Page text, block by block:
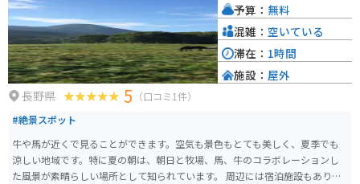
長野県 5 （口コミ1件）
#絶景スポット
牛や馬が近くで見ることができます。空気も景色もとても美しく、夏季でも
涼しい地域です。特に夏の朝は、朝日と牧場、馬、牛のコラボレーションし
た風景が素晴らしい場所として知られています。 周辺には宿泊施設もあり、
予算： 無料
混雑： 空いている
滞在： 1時間
施設： 屋外